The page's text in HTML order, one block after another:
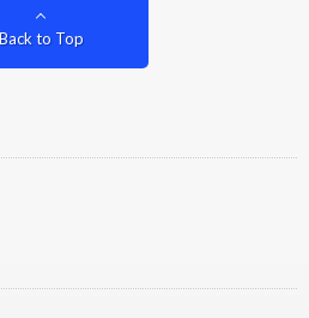
Back to Top